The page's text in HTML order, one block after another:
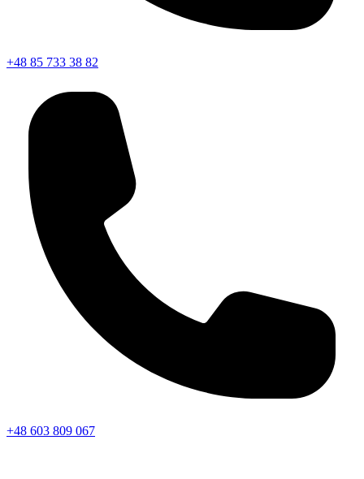
+48 85 733 38 82
+48 603 809 067